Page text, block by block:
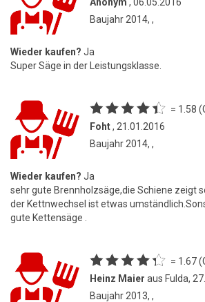
Baujahr 2014, ,
Wieder kaufen? Ja
Super Säge in der Leistungsklasse.
= 1.58
Foht, 21.01.2016
Baujahr 2014, ,
Wieder kaufen? Ja
sehr gute Brennholzsäge,die Schiene zeigt
der Kettnwechsel ist etwas
gute Kettensäge .
= 1.67
Heinz Maier aus Fulda,
Baujahr 2013, ,